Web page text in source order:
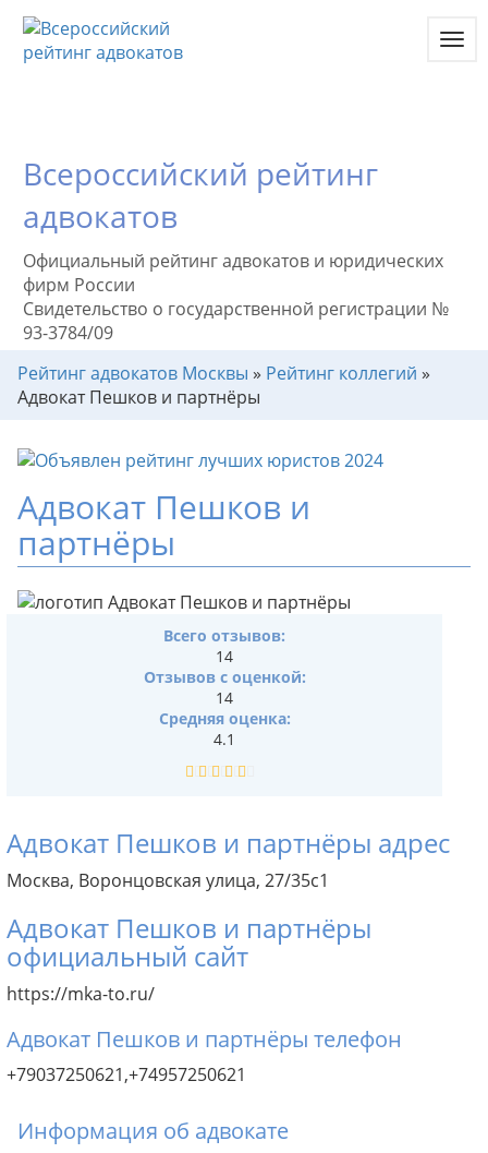
Всероссийский рейтинг
адвокатов
Официальный рейтинг адвокатов и юридических
фирм России
Свидетельство о государственной регистрации №
93-3784/09
Рейтинг адвокатов Москвы » Рейтинг коллегий »
Адвокат Пешков и партнёры
Адвокат Пешков и
партнёры
Адвокат Пешков и партнёры адрес
Москва, Воронцовская улица, 27/35с1
Адвокат Пешков и партнёры
официальный сайт
https://mka-to.ru/
Адвокат Пешков и партнёры телефон
+79037250621,+74957250621
Всего отзывов:
14
Отзывов с оценкой:
14
Средняя оценка:
4.1
Информация об адвокате